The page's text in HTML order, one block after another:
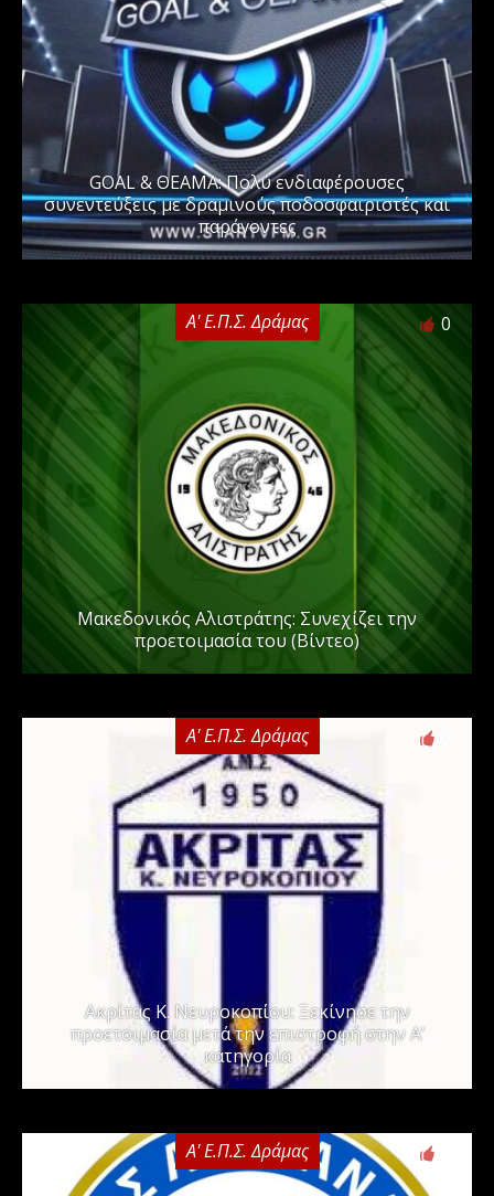
GOAL & ΘΕΑΜΑ: Πολύ ενδιαφέρουσες
συνεντεύξεις με δραμινούς ποδοσφαιριστές και
παράγοντες
Α' Ε.Π.Σ. Δράμας 0
Μακεδονικός Αλιστράτης: Συνεχίζει την
προετοιμασία του (Βίντεο)
Α' Ε.Π.Σ. Δράμας
Ακρίτας Κ. Νευροκοπίου: Ξεκίνησε την
προετοιμασία μετά την επιστροφή στην Α’
κατηγορία
Α' Ε.Π.Σ. Δράμας